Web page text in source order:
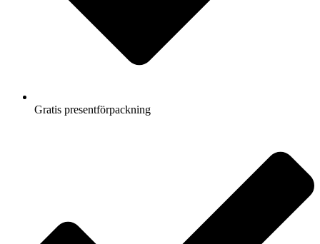
Gratis presentförpackning